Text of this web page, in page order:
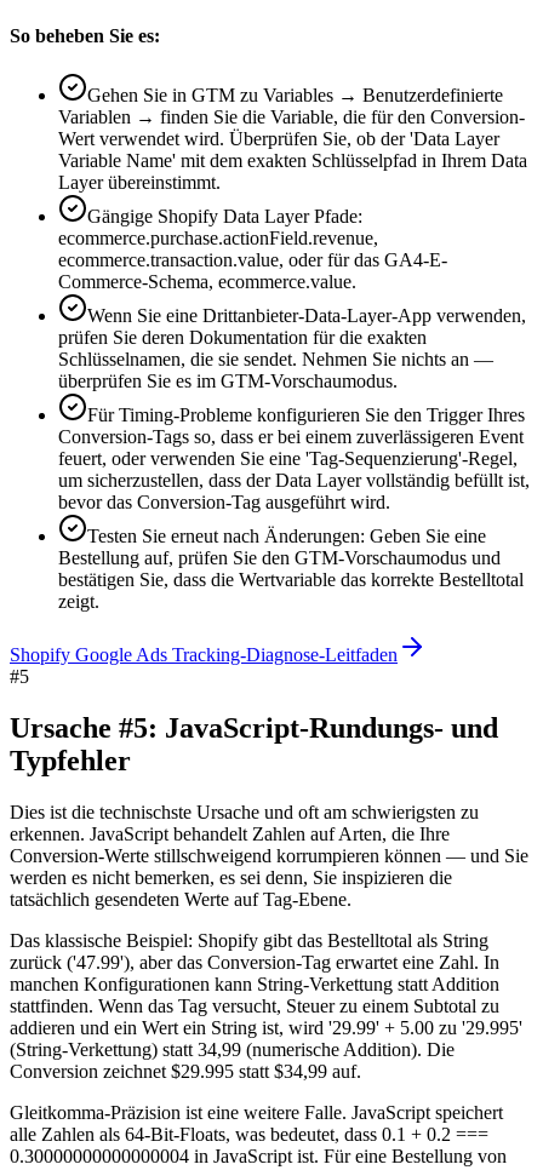
So beheben Sie es:
Gehen Sie in GTM zu Variables → Benutzerdefinierte
Variablen → finden Sie die Variable, die für den Conversion-
Wert verwendet wird. Überprüfen Sie, ob der 'Data Layer
Variable Name' mit dem exakten Schlüsselpfad in Ihrem Data
Layer übereinstimmt.
Gängige Shopify Data Layer Pfade:
ecommerce.purchase.actionField.revenue,
ecommerce.transaction.value, oder für das GA4-E-
Commerce-Schema, ecommerce.value.
Wenn Sie eine Drittanbieter-Data-Layer-App verwenden,
prüfen Sie deren Dokumentation für die exakten
Schlüsselnamen, die sie sendet. Nehmen Sie nichts an —
überprüfen Sie es im GTM-Vorschaumodus.
Für Timing-Probleme konfigurieren Sie den Trigger Ihres
Conversion-Tags so, dass er bei einem zuverlässigeren Event
feuert, oder verwenden Sie eine 'Tag-Sequenzierung'-Regel,
um sicherzustellen, dass der Data Layer vollständig befüllt ist,
bevor das Conversion-Tag ausgeführt wird.
Testen Sie erneut nach Änderungen: Geben Sie eine
Bestellung auf, prüfen Sie den GTM-Vorschaumodus und
bestätigen Sie, dass die Wertvariable das korrekte Bestelltotal
zeigt.
Shopify Google Ads Tracking-Diagnose-Leitfaden
#5
Ursache #5: JavaScript-Rundungs- und
Typfehler
Dies ist die technischste Ursache und oft am schwierigsten zu
erkennen. JavaScript behandelt Zahlen auf Arten, die Ihre
Conversion-Werte stillschweigend korrumpieren können — und Sie
werden es nicht bemerken, es sei denn, Sie inspizieren die
tatsächlich gesendeten Werte auf Tag-Ebene.
Das klassische Beispiel: Shopify gibt das Bestelltotal als String
zurück ('47.99'), aber das Conversion-Tag erwartet eine Zahl. In
manchen Konfigurationen kann String-Verkettung statt Addition
stattfinden. Wenn das Tag versucht, Steuer zu einem Subtotal zu
addieren und ein Wert ein String ist, wird '29.99' + 5.00 zu '29.995'
(String-Verkettung) statt 34,99 (numerische Addition). Die
Conversion zeichnet $29.995 statt $34,99 auf.
Gleitkomma-Präzision ist eine weitere Falle. JavaScript speichert
alle Zahlen als 64-Bit-Floats, was bedeutet, dass 0.1 + 0.2 ===
0.30000000000000004 in JavaScript ist. Für eine Bestellung von